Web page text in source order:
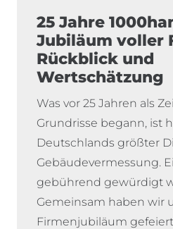
25 Jahre
Jubiläum voller
Rückblick und
Wertschätzung
Was vor 25 Jahren als
Grundrisse begann, ist
Deutschlands größter
Gebäudevermessung.
gebührend gewürdigt
Gemeinsam haben wir
Firmenjubiläum